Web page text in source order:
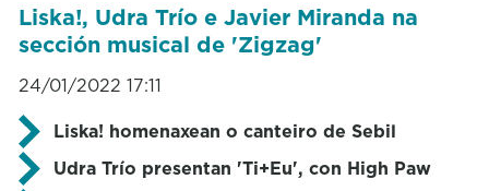
Liska!, Udra Trío e Javier Miranda na
sección musical de 'Zigzag'
24/01/2022 17:11
Liska! homenaxean o canteiro de Sebil
Udra Trío presentan 'Ti+Eu', con High Paw